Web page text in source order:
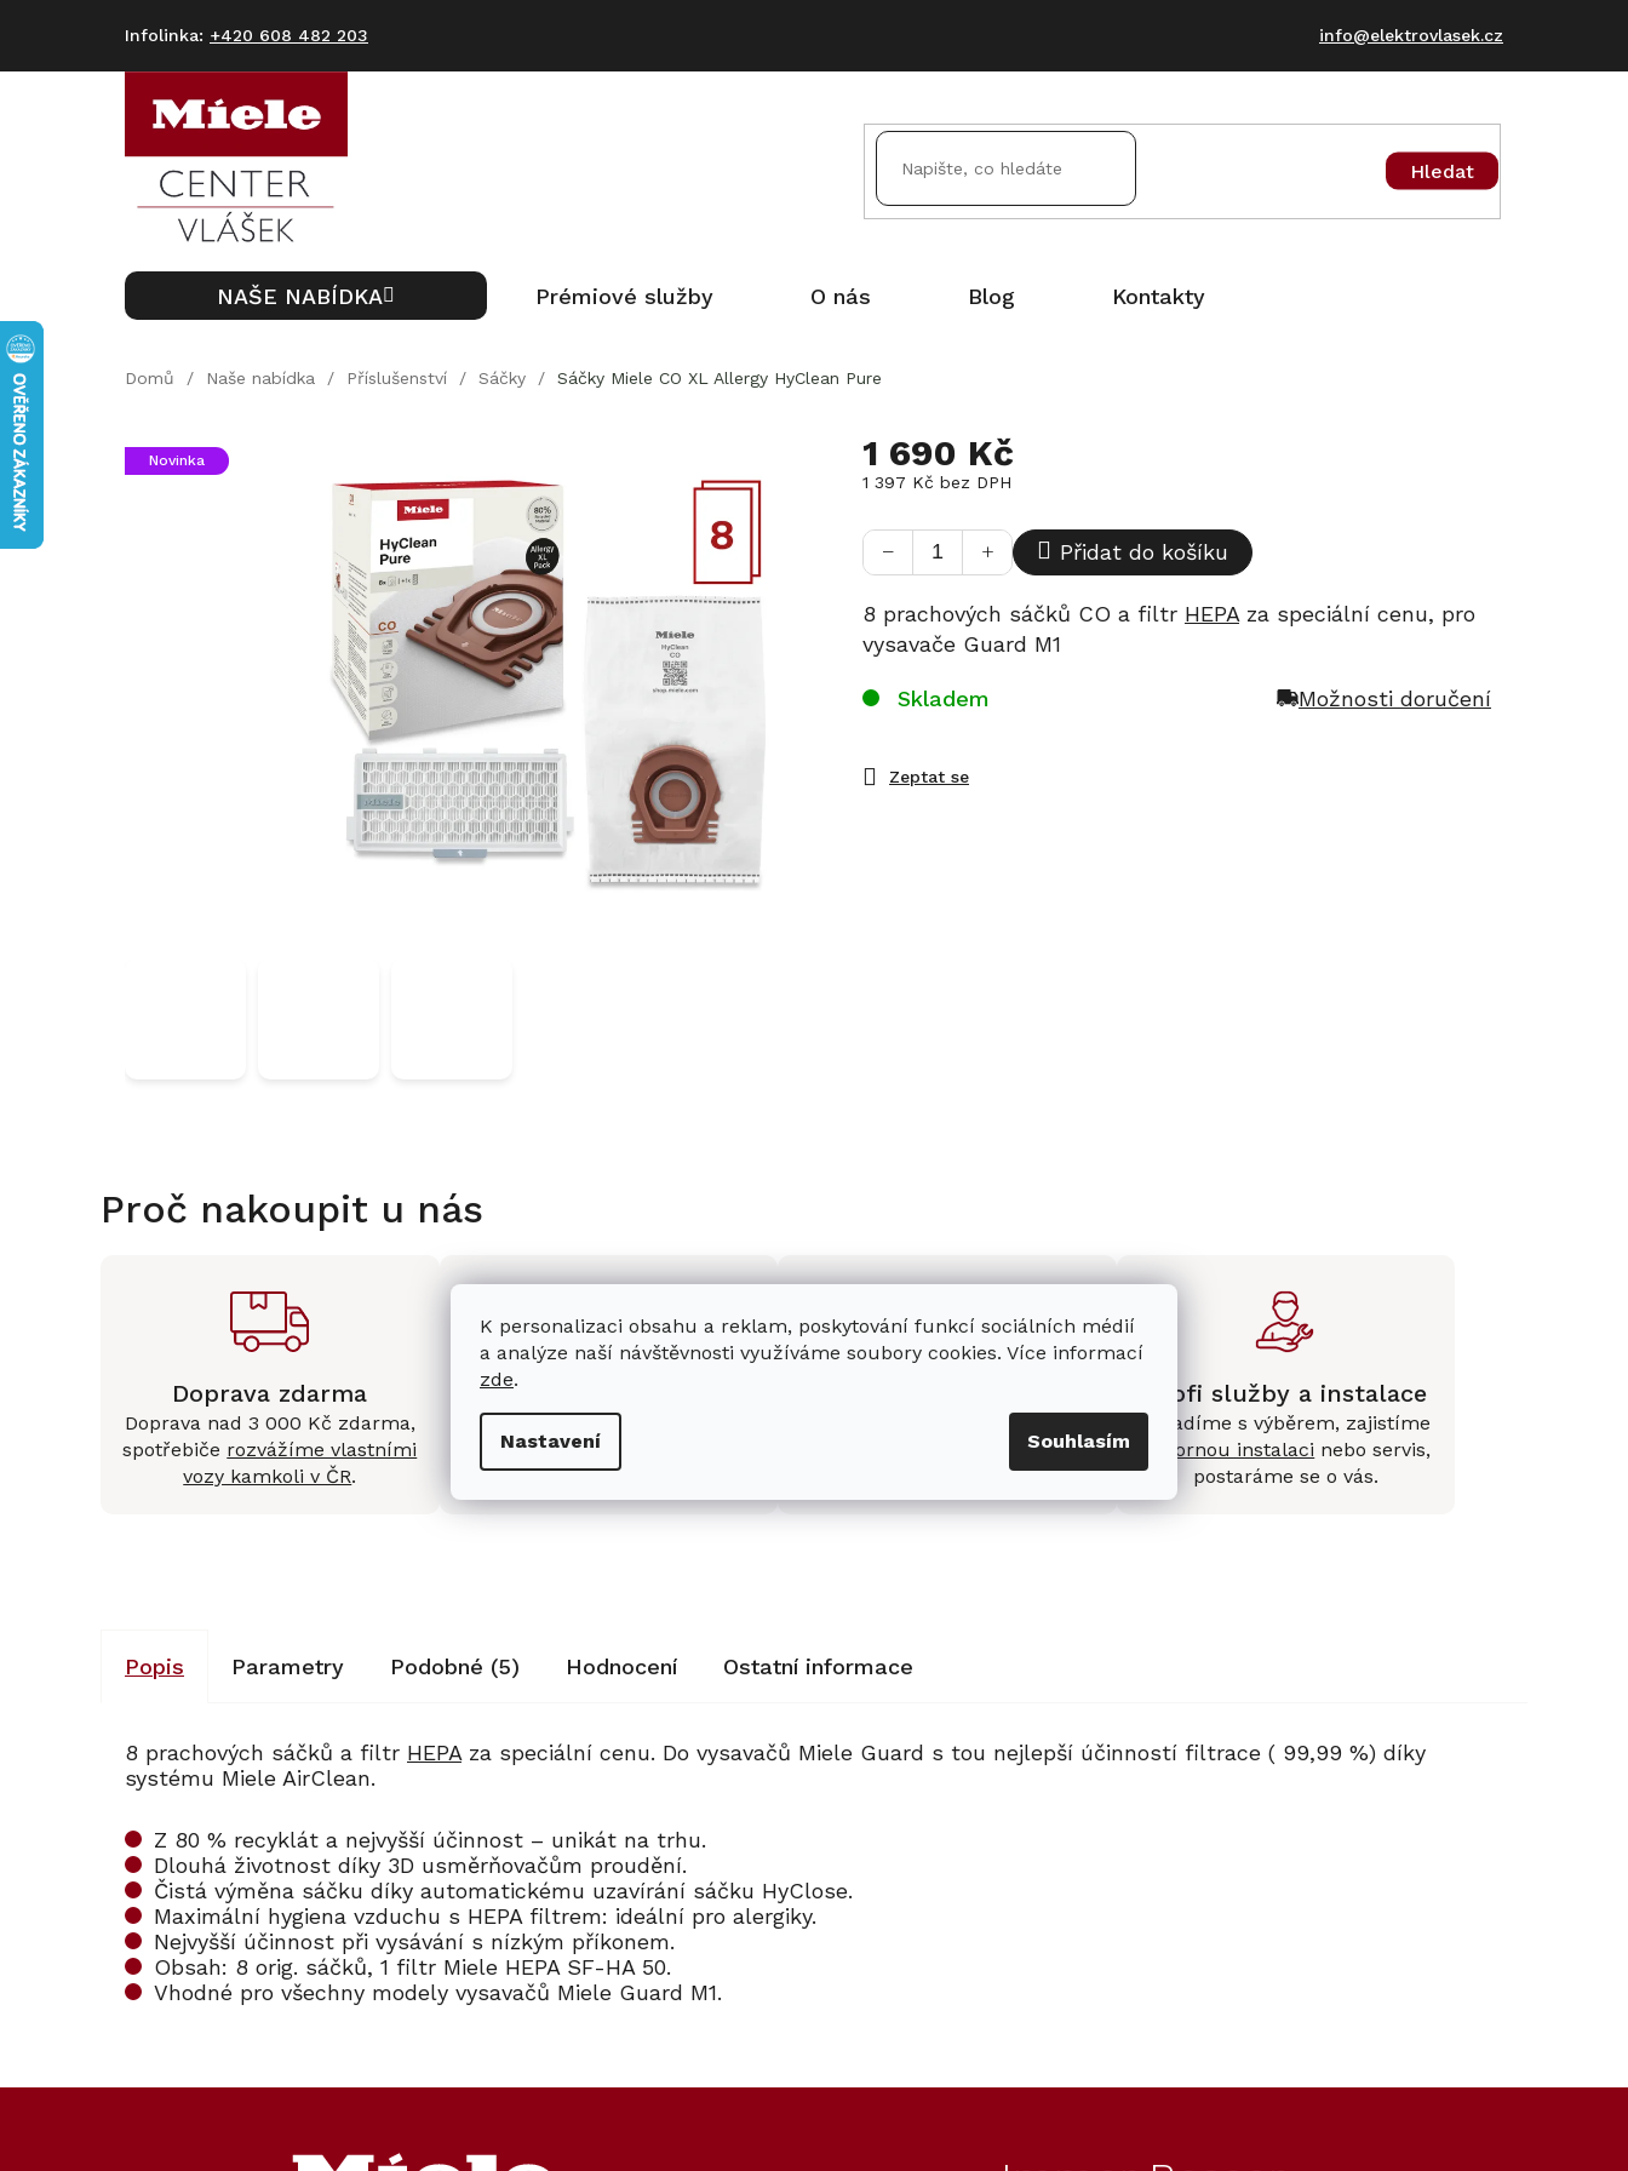
K personalizaci obsahu a reklam, poskytování funkcí sociálních médií
a analýze naší návštěvnosti využíváme soubory cookies. Více informací
zde.
Nastavení Souhlasím
+420 608 482 203 info@elektrovlasek.cz
Hledat
NAŠE NABÍDKA Prémiové služby O nás Blog Kontakty
Domů / Naše nabídka / Příslušenství / Sáčky / Sáčky Miele CO XL Allergy HyClean Pure
Novinka 1 690 Kč
1 397 Kč bez DPH
cena:
+
− Přidat do košíku
8 prachových sáčků CO a filtr HEPA za speciální cenu, pro
vysavače Guard M1
Zeptat se
Skladem Možnosti doručení
Proč nakoupit u nás
Doprava zdarma
Doprava nad 3 000 Kč zdarma,
spotřebiče rozvážíme vlastními
vozy kamkoli v ČR.
Kamenná prodejna
Mámeshowroom
Králové s možností jednoduše u
nás zaparkovat.
Jsme stabilní prodejce
domácích spotřebičů Miele se
zkušenostmi od roku 2001.
Profi služby a instalace
Poradíme s výběrem, zajistíme
odbornou instalaci nebo servis,
postaráme se o vás.
Popis Parametry Podobné (5) Hodnocení Ostatní informace
8 prachových sáčků a filtr HEPA za speciální cenu. Do vysavačů Miele Guard s tou nejlepší účinností filtrace ( 99,99 %) díky
systému Miele AirClean.
Z 80 % recyklát a nejvyšší účinnost – unikát na trhu.
Dlouhá životnost díky 3D usměrňovačům proudění.
Čistá výměna sáčku díky automatickému uzavírání sáčku HyClose.
Maximální hygiena vzduchu s HEPA filtrem: ideální pro alergiky.
Nejvyšší účinnost při vysávání s nízkým příkonem.
Obsah: 8 orig. sáčků, 1 filtr Miele HEPA SF-HA 50.
Vhodné pro všechny modely vysavačů Miele Guard M1.